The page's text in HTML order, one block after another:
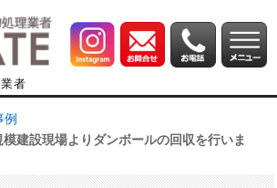
者
例
建設現場よりダンボールの回収を行いま